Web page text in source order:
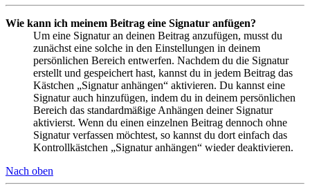
Wie kann ich meinem Beitrag eine Signatur anfügen?
Um eine Signatur an deinen Beitrag anzufügen, musst du
zunächst eine solche in den Einstellungen in deinem
persönlichen Bereich entwerfen. Nachdem du die Signatur
erstellt und gespeichert hast, kannst du in jedem Beitrag das
Kästchen „Signatur anhängen“ aktivieren. Du kannst eine
Signatur auch hinzufügen, indem du in deinem persönlichen
Bereich das standardmäßige Anhängen deiner Signatur
aktivierst. Wenn du einen einzelnen Beitrag dennoch ohne
Signatur verfassen möchtest, so kannst du dort einfach das
Kontrollkästchen „Signatur anhängen“ wieder deaktivieren.
Nach oben